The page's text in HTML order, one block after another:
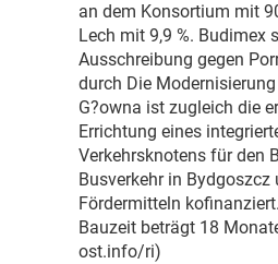
an dem Konsortium mit
Lech mit 9,9 %. Budimex
Ausschreibung gegen
durch Die
G?owna ist zugleich die
Errichtung eines
Verkehrsknotens für den
Busverkehr in Bydgoszcz
Fördermitteln
Bauzeit beträgt 18
ost.info/ri)